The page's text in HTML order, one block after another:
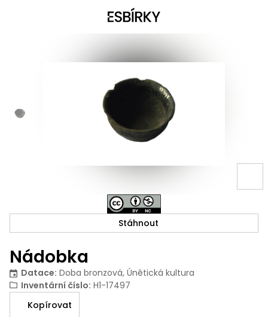
Nádobka
Datace: Doba bronzová, Únětická kultura
Inventární číslo: H1-17497
Kopírovat
Stáhnout